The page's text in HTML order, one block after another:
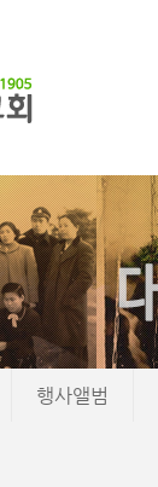
행사앨범